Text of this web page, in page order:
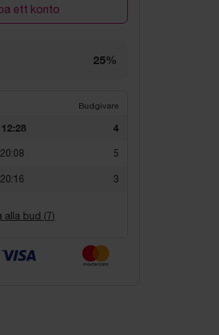
ett konto
25%
Budgivare
4
5
3
alla bud (7)